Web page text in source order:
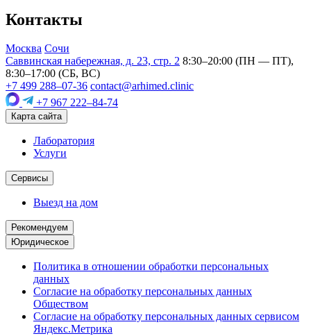
Контакты
Москва Сочи
Саввинская набережная, д. 23, стр. 2 8:30–20:00 (ПН — ПТ),
8:30–17:00 (СБ, ВС)
+7 499 288–07-36 contact@arhimed.clinic
+7 967 222–84-74
Карта сайта
Лаборатория
Услуги
Сервисы
Выезд на дом
Рекомендуем
Юридическое
Политика в отношении обработки персональных
данных
Согласие на обработку персональных данных
Обществом
Согласие на обработку персональных данных сервисом
Яндекс.Метрика